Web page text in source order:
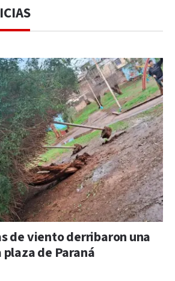
de viento derribaron una
de Paraná